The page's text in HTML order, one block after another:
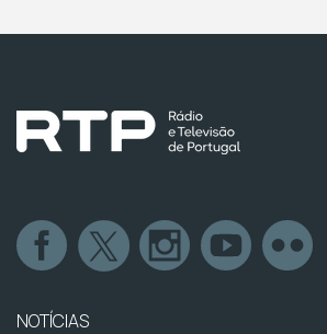
NOTÍCIAS